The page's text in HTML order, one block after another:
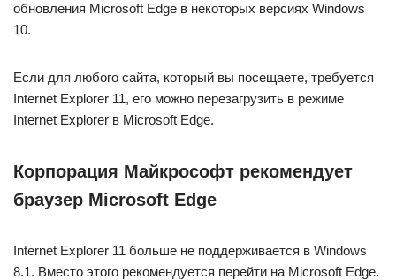
обновления Microsoft Edge в некоторых версиях Windows
10.
Если для любого сайта, который вы посещаете, требуется
Internet Explorer 11, его можно перезагрузить в режиме
Internet Explorer в Microsoft Edge.
Корпорация Майкрософт рекомендует
браузер Microsoft Edge
Internet Explorer 11 больше не поддерживается в Windows
8.1. Вместо этого рекомендуется перейти на Microsoft Edge.